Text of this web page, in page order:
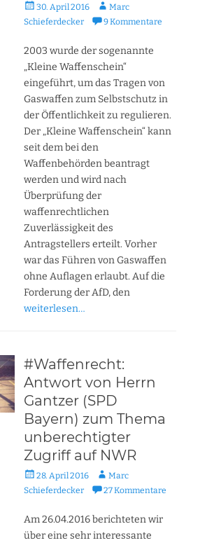
Veröffentlicht
am
30. April 2016 AutorMarc
Schieferdecker
9 Kommentare
2003 wurde der sogenannte
„Kleine Waffenschein“
eingeführt, um das Tragen von
Gaswaffen zum Selbstschutz in
der Öffentlichkeit zu regulieren.
Der „Kleine Waffenschein“ kann
seit dem bei den
Waffenbehörden beantragt
werden und wird nach
Überprüfung der
waffenrechtlichen
Zuverlässigkeit des
Antragstellers erteilt. Vorher
war das Führen von Gaswaffen
ohne Auflagen erlaubt. Auf die
Forderung der AfD, den
weiterlesen…
#Waffenrecht:
Antwort von Herrn
Gantzer (SPD
Bayern) zum Thema
unberechtigter
Zugriff auf NWR
Veröffentlicht
am
28. April 2016 AutorMarc
Schieferdecker
27 Kommentare
Am 26.04.2016 berichteten wir
über eine sehr interessante